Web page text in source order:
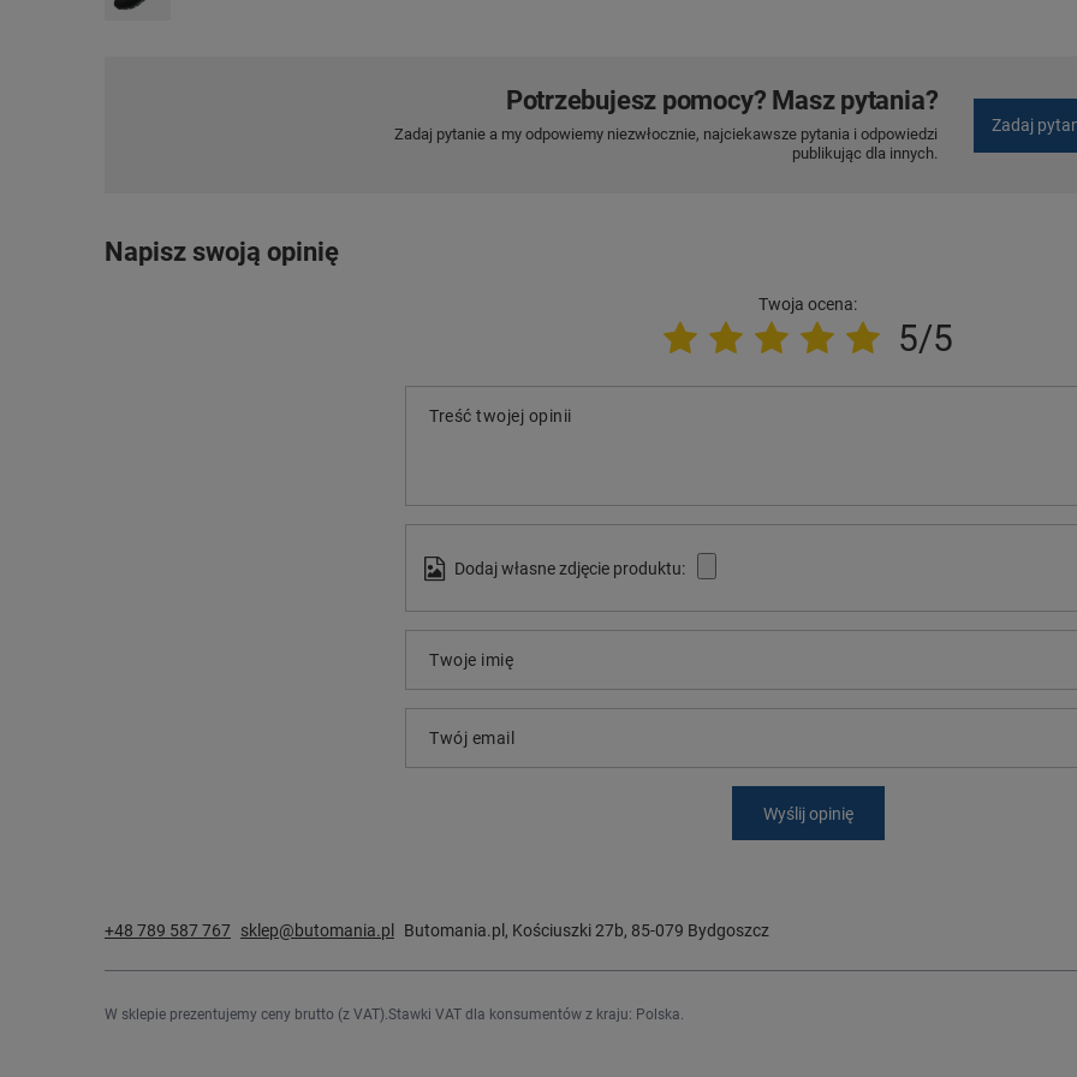
Potrzebujesz pomocy? Masz pytania?
Zadaj pytanie a my odpowiemy niezwłocznie, najciekawsze pytania i odpowiedzi
publikując dla innych.
Zadaj
Napisz swoją opinię
Twoja ocena:
5/5
Treść twojej opinii
Dodaj własne zdjęcie produktu:
Twoje imię
Twój email
Wyślij opinię
+48 789 587 767 sklep@butomania.pl Butomania.pl , Kościuszki 27b, 85-079 Bydgoszcz
W sklepie prezentujemy ceny brutto (z VAT). Stawki VAT dla konsumentów z kraju: Polska